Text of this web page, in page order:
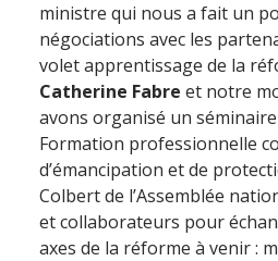
ministre qui nous a fait un
négociations avec les
volet apprentissage de la
Catherine Fabre et notre
avons organisé un
Formation professionnelle
d’émancipation et de
Colbert de l’Assemblée
et collaborateurs pour
axes de la réforme à venir :